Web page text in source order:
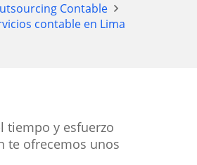
Contable
contable en Lima
tiempo y esfuerzo
te ofrecemos unos